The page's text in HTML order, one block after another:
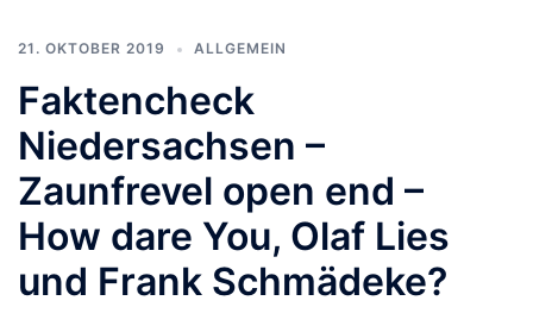
21. OKTOBER 2019 ALLGEMEIN
Faktencheck
Niedersachsen –
Zaunfrevel open end –
How dare You, Olaf Lies
und Frank Schmädeke?